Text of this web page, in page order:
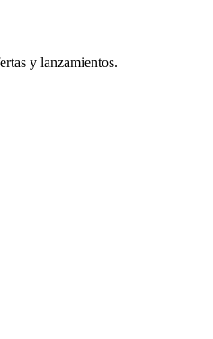
y lanzamientos.